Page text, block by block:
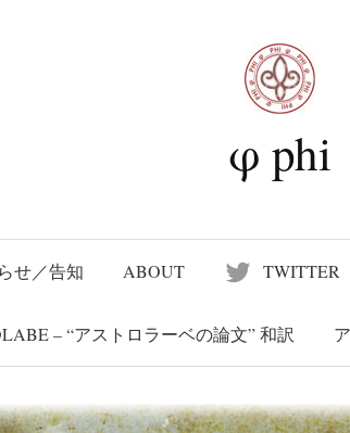
φ phi
せ／告知 ABOUT TWITTER
– “アストロラーベの論文” 和訳